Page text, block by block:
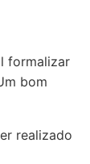
formalizar
bom
realizado